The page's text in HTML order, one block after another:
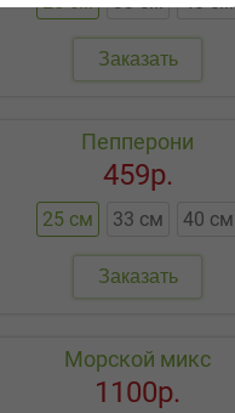
Заказать
Пепперони
25 см 33 см 40 см
459р.
Заказать
Морской микс
1100р.